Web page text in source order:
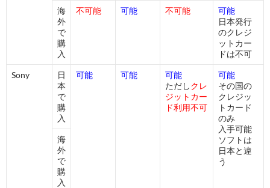
海
外
で
購
入
不可能 可能 不可能
可能
日本発行
のクレジ
ットカー
ドは不可
Sony
日
本
で
購
入
可能 可能
可能
ただしクレ
ジットカー
ド利用不可
可能
その国の
クレジッ
トカード
のみ
入手可能
ソフトは
日本と違
う
海
外
で
購
入